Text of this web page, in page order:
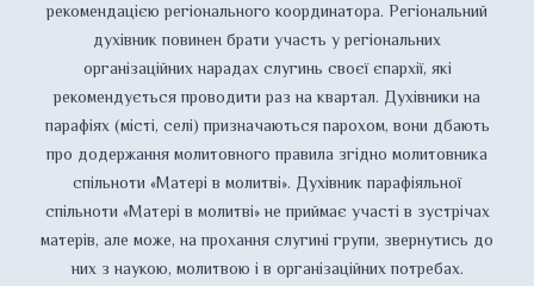
рекомендацією регіонального координатора. Регіональний
духівник повинен брати участь у регіональних
організаційних нарадах слугинь своєї єпархії, які
рекомендується проводити раз на квартал. Духівники на
парафіях (місті, селі) призначаються парохом, вони дбають
про додержання молитовного правила згідно молитовника
спільноти «Матері в молитві». Духівник парафіяльної
спільноти «Матері в молитві» не приймає участі в зустрічах
матерів, але може, на прохання слугині групи, звернутись до
них з наукою, молитвою і в організаційних потребах.